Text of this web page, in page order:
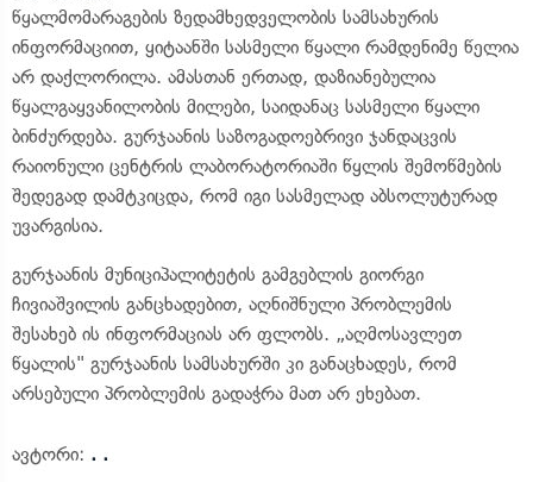
წყალმომარაგების ზედამხედველობის სამსახურის
ინფორმაციით, ყიტაანში სასმელი წყალი რამდენიმე წელია
არ დაქლორილა. ამასთან ერთად, დაზიანებულია
წყალგაყვანილობის მილები, საიდანაც სასმელი წყალი
ბინძურდება. გურჯაანის საზოგადოებრივი ჯანდაცვის
რაიონული ცენტრის ლაბორატორიაში წყლის შემოწმების
შედეგად დამტკიცდა, რომ იგი სასმელად აბსოლუტურად
უვარგისია.
გურჯაანის მუნიციპალიტეტის გამგებლის გიორგი
ჩივიაშვილის განცხადებით, აღნიშნული პრობლემის
შესახებ ის ინფორმაციას არ ფლობს. „აღმოსავლეთ
წყალის" გურჯაანის სამსახურში კი განაცხადეს, რომ
არსებული პრობლემის გადაჭრა მათ არ ეხებათ.
ავტორი: . .